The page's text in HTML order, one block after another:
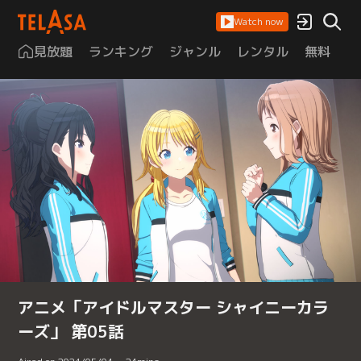
Watch now
見放題 ランキング ジャンル レンタル 無料
アニメ「アイドルマスター シャイニーカラ
ーズ」 第05話